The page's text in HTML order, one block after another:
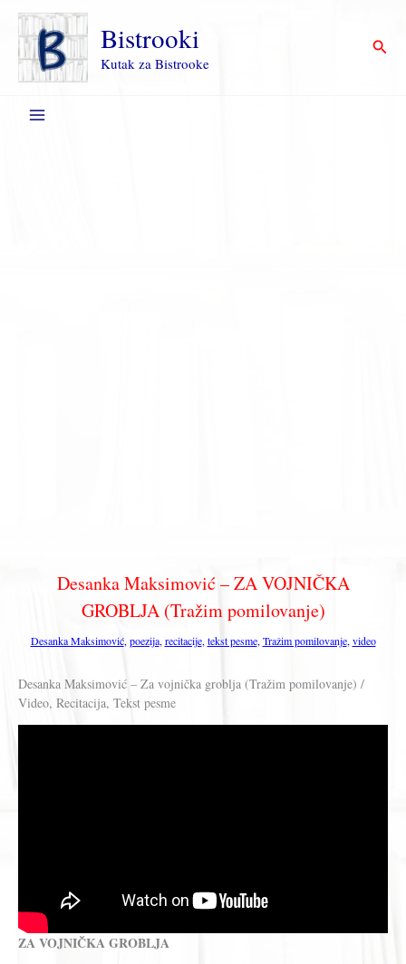
Пређи
садржај
Bistrooki
Kutak za Bistrooke
Desanka Maksimović – ZA VOJNIČKA
GROBLJA (Tražim pomilovanje)
Desanka Maksimović, poezija, recitacije, tekst pesme, Tražim pomilovanje, video
Desanka Maksimović – Za vojnička groblja (Tražim pomilovanje) /
Video, Recitacija, Tekst pesme
ZA VOJNIČKA GROBLJA